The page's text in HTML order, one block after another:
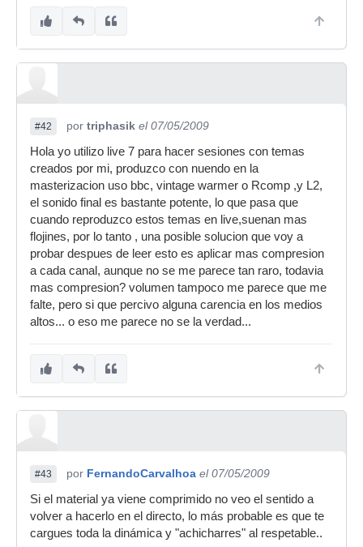
128 bandas asignadas a 31 TR909 para
vendedores, un plugin especial que sea la foto
de tu madre... así hasta 59 por que el live tiene
un truco oculto que, cuando alcanzas el 1985%
de los recursos del sistema, entras en modo dios
y no hace falta ni que pinches ya que se inventa
la música, empieza a tirar cristal por el puerto
USB y Marihuana por el Firewire y la gente se lo
baila que da gusto.
Por cierto, en modo arrangement, puedes poner
también:
IDDQD = Modo Dios
#42 por triphasik el 07/05/2009
Hola yo utilizo live 7 para hacer sesiones con temas
creados por mi, produzco con nuendo en la
masterizacion uso bbc, vintage warmer o Rcomp ,y L2,
el sonido final es bastante potente, lo que pasa que
cuando reproduzco estos temas en live,suenan mas
flojines, por lo tanto , una posible solucion que voy a
probar despues de leer esto es aplicar mas compresion
a cada canal, aunque no se me parece tan raro, todavia
mas compresion? volumen tampoco me parece que me
falte, pero si que percivo alguna carencia en los medios
altos... o eso me parece no se la verdad...
#43 por FernandoCarvalhoa el 07/05/2009
Si el material ya viene comprimido no veo el sentido a
volver a hacerlo en el directo, lo más probable es que te
cargues toda la dinámica y "achicharres" al respetable..